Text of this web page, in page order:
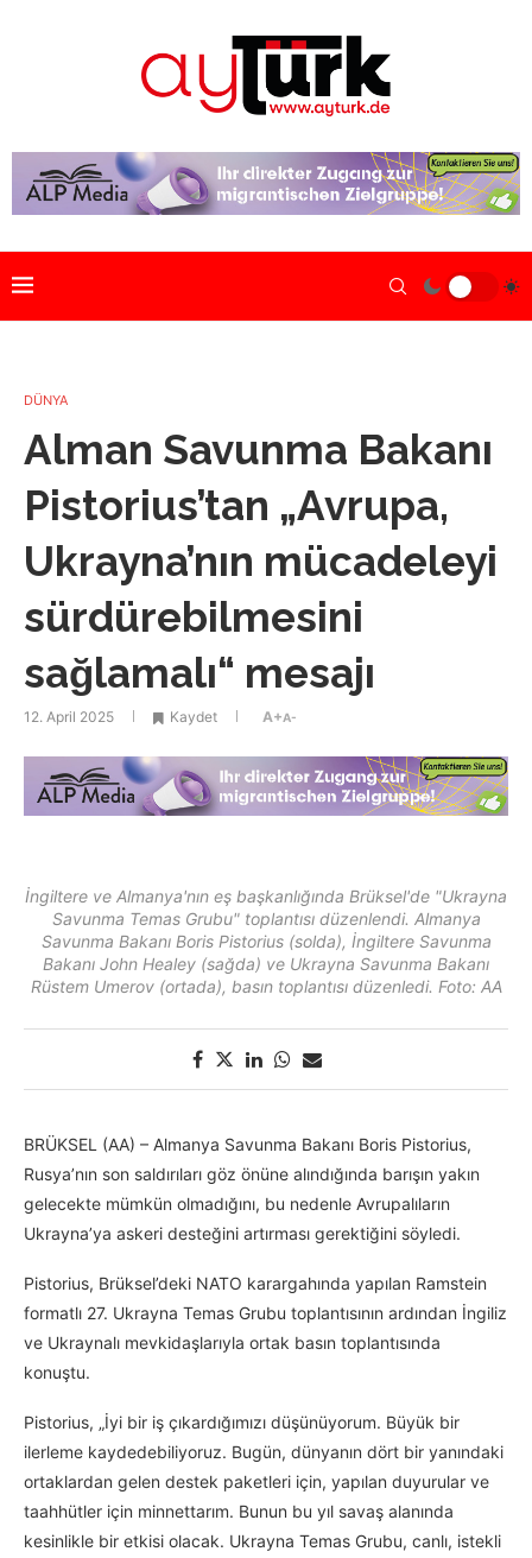
DÜNYA
Alman Savunma Bakanı
Pistorius’tan „Avrupa,
Ukrayna’nın mücadeleyi
sürdürebilmesini
sağlamalı“ mesajı
12. April 2025 Kaydet A+A-
İngiltere ve Almanya'nın eş başkanlığında Brüksel'de "Ukrayna
Savunma Temas Grubu" toplantısı düzenlendi. Almanya
Savunma Bakanı Boris Pistorius (solda), İngiltere Savunma
Bakanı John Healey (sağda) ve Ukrayna Savunma Bakanı
Rüstem Umerov (ortada), basın toplantısı düzenledi. Foto: AA
BRÜKSEL (AA) – Almanya Savunma Bakanı Boris Pistorius,
Rusya’nın son saldırıları göz önüne alındığında barışın yakın
gelecekte mümkün olmadığını, bu nedenle Avrupalıların
Ukrayna’ya askeri desteğini artırması gerektiğini söyledi.
Pistorius, Brüksel’deki NATO karargahında yapılan Ramstein
formatlı 27. Ukrayna Temas Grubu toplantısının ardından İngiliz
ve Ukraynalı mevkidaşlarıyla ortak basın toplantısında
konuştu.
Pistorius, „İyi bir iş çıkardığımızı düşünüyorum. Büyük bir
ilerleme kaydedebiliyoruz. Bugün, dünyanın dört bir yanındaki
ortaklardan gelen destek paketleri için, yapılan duyurular ve
taahhütler için minnettarım. Bunun bu yıl savaş alanında
kesinlikle bir etkisi olacak. Ukrayna Temas Grubu, canlı, istekli